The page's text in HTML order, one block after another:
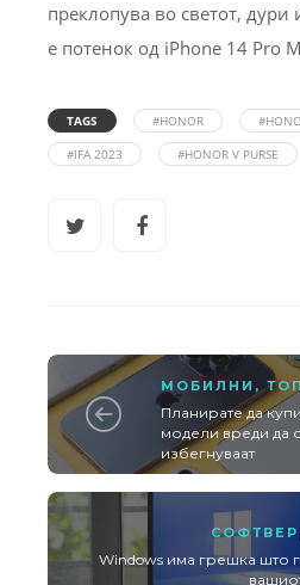
преклопува во светот, дури
е потенок од iPhone 14 Pro
TAGS #HONOR
#IFA 2023
#HONOR V PURSE
МОБИЛНИ ,
Планирате да
модели вреди да
избегнуваат
СОФТВЕР
Windows има грешка што